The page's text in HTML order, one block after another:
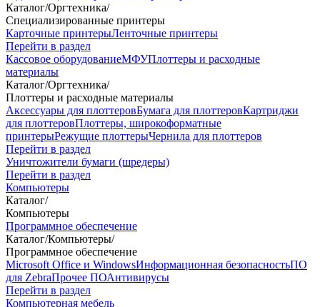
Каталог/Оргтехника/
Специализированные принтеры
Карточные принтерыЛенточные принтеры
Перейти в раздел
Кассовое оборудованиеМФУПлоттеры и расходные
материалы
Каталог/Оргтехника/
Плоттеры и расходные материалы
Аксессуары для плоттеровБумага для плоттеровКартриджи
для плоттеровПлоттеры, широкоформатные
принтерыРежущие плоттерыЧернила для плоттеров
Перейти в раздел
Уничтожители бумаги (шредеры)
Перейти в раздел
Компьютеры
Каталог/
Компьютеры
Программное обеспечение
Каталог/Компьютеры/
Программное обеспечение
Microsoft Office и WindowsИнформационная безопасностьПО
для ZebraПрочее ПОАнтивирусы
Перейти в раздел
Компьютерная мебель